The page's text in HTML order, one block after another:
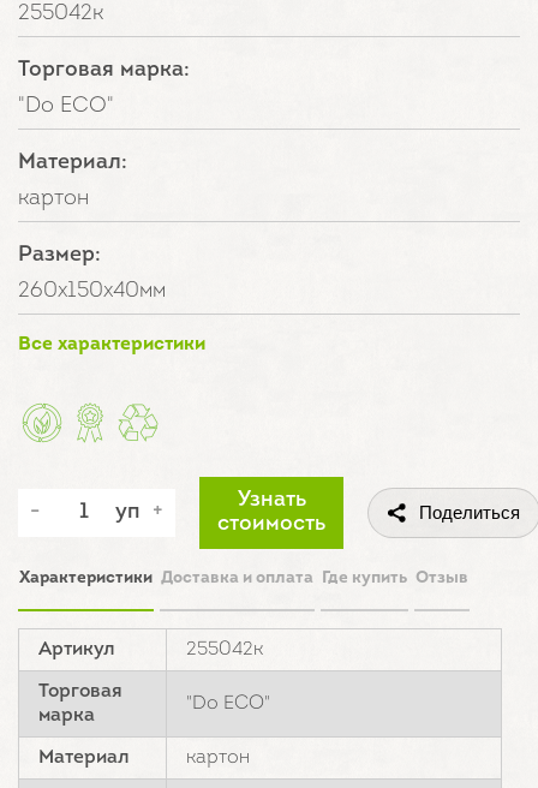
255042к
Торговая марка:
"Do ECO"
Материал:
картон
Размер:
260х150х40мм
Все характеристики
уп
Узнать
стоимость
Поделиться
Характеристики Доставка и оплата Где купить Отзыв
Артикул 255042к
Торговая
марка
"Do ECO"
Материал картон